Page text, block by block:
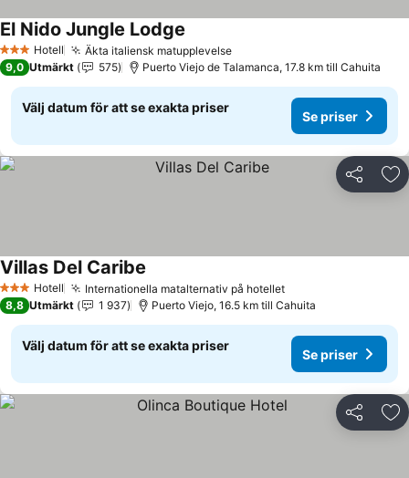
3 StjärnorHotell Äkta italiensk matupplevelseSe priser
El Nido Jungle Lodge
9,0 Utmärkt 575 Puerto Viejo de Talamanca, 17.8 km till Cahuita
Välj datum för att se exakta priser
Se priser
Dela
3 StjärnorHotell Internationella matalternativ på hotelletSe priser
Villas Del Caribe
8,8 Utmärkt 1 937 Puerto Viejo, 16.5 km till Cahuita
Välj datum för att se exakta priser
Se priser
Dela